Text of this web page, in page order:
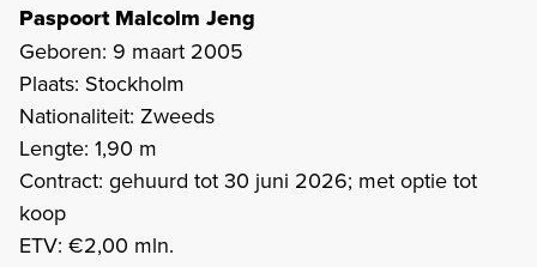
Paspoort Malcolm Jeng
Geboren: 9 maart 2005
Plaats: Stockholm
Nationaliteit: Zweeds
Lengte: 1,90 m
Contract: gehuurd tot 30 juni 2026; met optie tot
koop
ETV: €2,00 mln.